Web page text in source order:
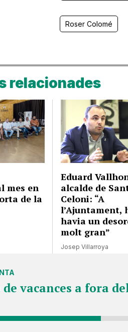
Roser Colomé
relacionades
mes en
de la
Eduard
alcalde de
Celoni: “A
l’Ajuntament,
havia un
molt gran”
Josep Villarroya
vacances a fora